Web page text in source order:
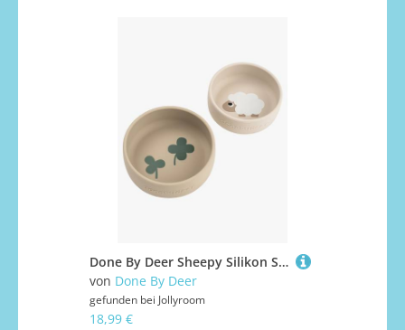
Done By Deer Sheepy Silikon Schüssel 2er-Pack, Sand
von Done By Deer
gefunden bei Jollyroom
18,99 €